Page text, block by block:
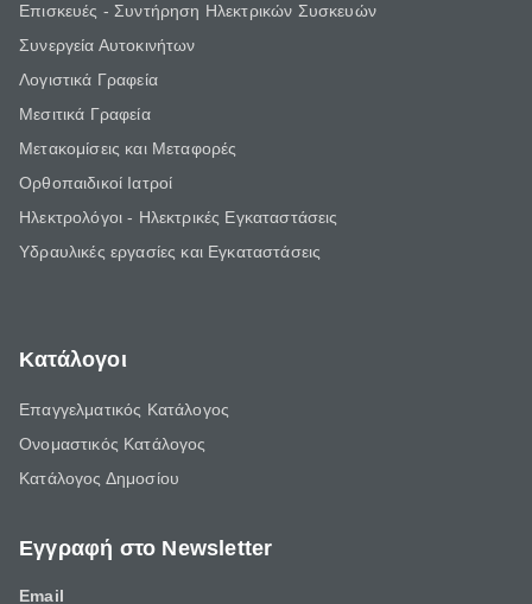
Επισκευές - Συντήρηση Ηλεκτρικών Συσκευών
Συνεργεία Αυτοκινήτων
Λογιστικά Γραφεία
Μεσιτικά Γραφεία
Μετακομίσεις και Μεταφορές
Ορθοπαιδικοί Ιατροί
Ηλεκτρολόγοι - Ηλεκτρικές Εγκαταστάσεις
Υδραυλικές εργασίες και Εγκαταστάσεις
Κατάλογοι
Επαγγελματικός Κατάλογος
Ονομαστικός Κατάλογος
Κατάλογος Δημοσίου
Εγγραφή στο Newsletter
Email